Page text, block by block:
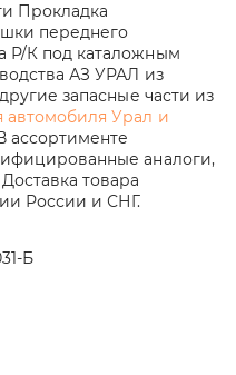
Прокладка
переднего
Р/К под каталожным
АЗ УРАЛ из
запасные части из
автомобиля Урал и
ассортименте
аналоги,
товара
России и СНГ.
Б